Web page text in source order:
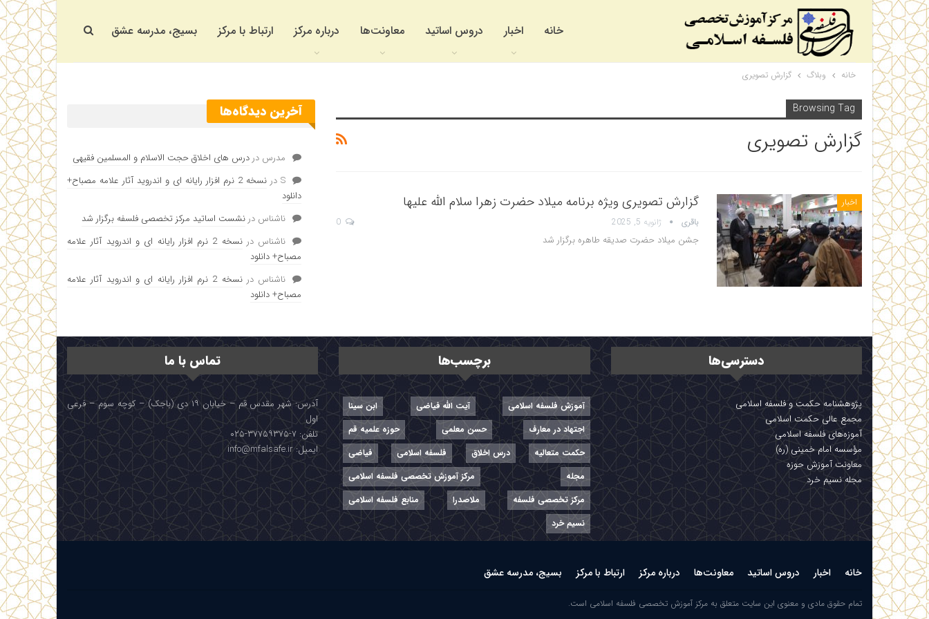
خانه اخبار دروس اساتید معاونت‌ها درباره مرکز ارتباط با مرکز بسیج، مدرسه عشق
خانه وبلاگ گزارش تصویری
Browsing Tag
گزارش تصویری
اخبار گزارش تصویری ویژه برنامه میلاد حضرت زهرا سلام الله علیها
باقری ژانویه 5, 2025
جشن میلاد حضرت صدیقه طاهره برگزار شد
آخرین دیدگاه‌ها
مدرس در درس های اخلاق حجت الاسلام و المسلمین فقیهی
Sدر
نسخه 2 نرم افزار رایانه ای و اندروید آثار علامه مصباح+
دانلود
ناشناس در نشست اساتید مرکز تخصصی فلسفه برگزار شد
ناشناس در
نسخه 2 نرم افزار رایانه ای و اندروید آثار علامه
مصباح+ دانلود
ناشناس در
نسخه 2 نرم افزار رایانه ای و اندروید آثار علامه
مصباح+ دانلود
دسترسی‌ها
پژوهشنامه حکمت و فلسفه اسلامی
مجمع عالی حکمت اسلامی
آموزه‌های فلسفه اسلامی
مؤسسه امام خمینی (ره)
معاونت آموزش حوزه
مجله نسیم خرد
برچسب‌ها
آموزش فلسفه اسلامی آیت الله فیاضی
ابن سینا
اجتهاد در معارف
حسن معلمی
حوزه علمیه قم
حکمت متعالیه
درس اخلاق فلسفه اسلامی
فیاضی
مجله
مرکز آموزش تخصصی فلسفه اسلامی
مرکز تخصصی فلسفه
ملاصدرا
منابع فلسفه اسلامی
نسیم خرد
تماس با ما
آدرس: شهر مقدس قم – خیابان ۱۹ دی (باجک) – کوچه سوم – فرعی
اول
تلفن: ۷-۳۷۷۵۹۳۷۵-۰۲۵
ایمیل: info@mfalsafe.ir
خانه اخبار دروس اساتید معاونت‌ها درباره مرکز ارتباط با مرکز بسیج، مدرسه عشق
تمام حقوق مادی و معنوی این سایت متعلق به مرکز آموزش تخصصی فلسفه اسلامی است.